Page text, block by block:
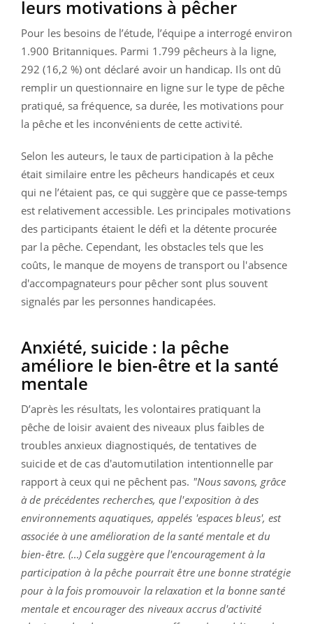
leurs motivations à pêcher
Pour les besoins de l’étude, l’équipe a interrogé environ
1.900 Britanniques. Parmi 1.799 pêcheurs à la ligne,
292 (16,2 %) ont déclaré avoir un handicap. Ils ont dû
remplir un questionnaire en ligne sur le type de pêche
pratiqué, sa fréquence, sa durée, les motivations pour
la pêche et les inconvénients de cette activité.
Selon les auteurs, le taux de participation à la pêche
était similaire entre les pêcheurs handicapés et ceux
qui ne l’étaient pas, ce qui suggère que ce passe-temps
est relativement accessible. Les principales motivations
des participants étaient le défi et la détente procurée
par la pêche. Cependant, les obstacles tels que les
coûts, le manque de moyens de transport ou l'absence
d'accompagnateurs pour pêcher sont plus souvent
signalés par les personnes handicapées.
Anxiété, suicide : la pêche
améliore le bien-être et la santé
mentale
D’après les résultats, les volontaires pratiquant la
pêche de loisir avaient des niveaux plus faibles de
troubles anxieux diagnostiqués, de tentatives de
suicide et de cas d'automutilation intentionnelle par
rapport à ceux qui ne pêchent pas. "Nous savons, grâce
à de précédentes recherches, que l'exposition à des
environnements aquatiques, appelés 'espaces bleus', est
associée à une amélioration de la santé mentale et du
bien-être. (…) Cela suggère que l'encouragement à la
participation à la pêche pourrait être une bonne stratégie
pour à la fois promouvoir la relaxation et la bonne santé
mentale et encourager des niveaux accrus d'activité